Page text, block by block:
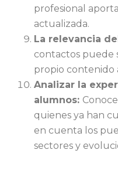
profesional
actualizada.
La relevancia
contactos puede
propio contenido
Analizar la
alumnos:
quienes ya han
en cuenta los
sectores y